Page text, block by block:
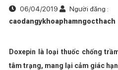
06/04/2019
Người đăng :
caodangykhoaphamngocthach
Doxepin là loại thuốc chống
tâm trạng, mang lại cảm giác